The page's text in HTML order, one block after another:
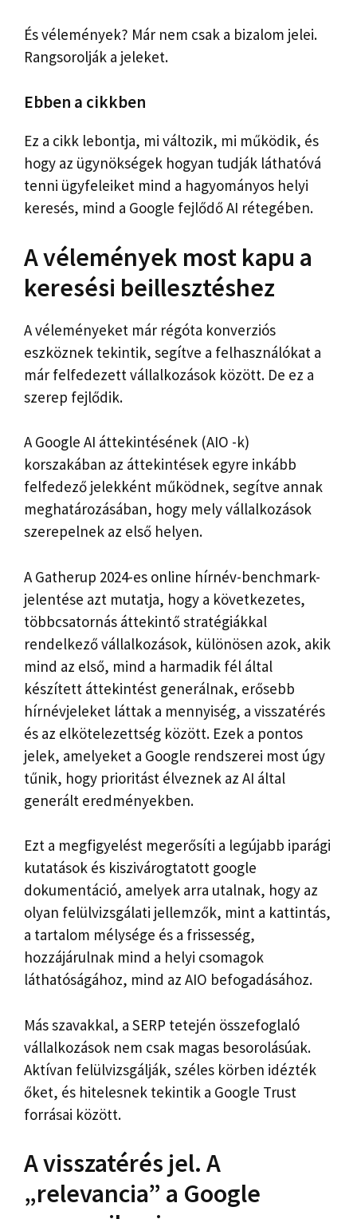
És vélemények? Már nem csak a bizalom jelei.
Rangsorolják a jeleket.
Ebben a cikkben
Ez a cikk lebontja, mi változik, mi működik, és
hogy az ügynökségek hogyan tudják láthatóvá
tenni ügyfeleiket mind a hagyományos helyi
keresés, mind a Google fejlődő AI rétegében.
A vélemények most kapu a
keresési beillesztéshez
A véleményeket már régóta konverziós
eszköznek tekintik, segítve a felhasználókat a
már felfedezett vállalkozások között. De ez a
szerep fejlődik.
A Google AI áttekintésének (AIO -k)
korszakában az áttekintések egyre inkább
felfedező jelekként működnek, segítve annak
meghatározásában, hogy mely vállalkozások
szerepelnek az első helyen.
A Gatherup 2024-es online hírnév-benchmark-
jelentése azt mutatja, hogy a következetes,
többcsatornás áttekintő stratégiákkal
rendelkező vállalkozások, különösen azok, akik
mind az első, mind a harmadik fél által
készített áttekintést generálnak, erősebb
hírnévjeleket láttak a mennyiség, a visszatérés
és az elkötelezettség között. Ezek a pontos
jelek, amelyeket a Google rendszerei most úgy
tűnik, hogy prioritást élveznek az AI által
generált eredményekben.
Ezt a megfigyelést megerősíti a legújabb iparági
kutatások és kiszivárogtatott google
dokumentáció, amelyek arra utalnak, hogy az
olyan felülvizsgálati jellemzők, mint a kattintás,
a tartalom mélysége és a frissesség,
hozzájárulnak mind a helyi csomagok
láthatóságához, mind az AIO befogadásához.
Más szavakkal, a SERP tetején összefoglaló
vállalkozások nem csak magas besorolásúak.
Aktívan felülvizsgálják, széles körben idézték
őket, és hitelesnek tekintik a Google Trust
forrásai között.
A visszatérés jel. A
„relevancia” a Google